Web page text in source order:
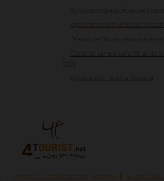
Agriturismo para Férias de
Agriturismo com Babá na
Ofertas de fim de semana e
Casas de campo para férias de
Itália
Agroturismo Real na Toscana
Termos e Condições de Reserva Sugira seu